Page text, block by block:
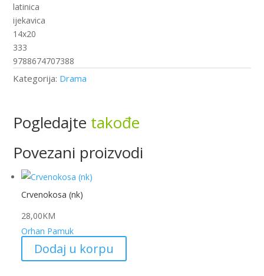
latinica
ijekavica
14x20
333
9788674707388
Kategorija: Drama
Pogledajte takođe
Povezani proizvodi
Crvenokosa (nk)
28,00KM
Orhan Pamuk
Dodaj u korpu